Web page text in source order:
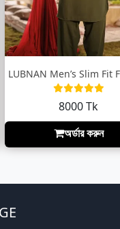
8000 Tk
অর্ডার করুন